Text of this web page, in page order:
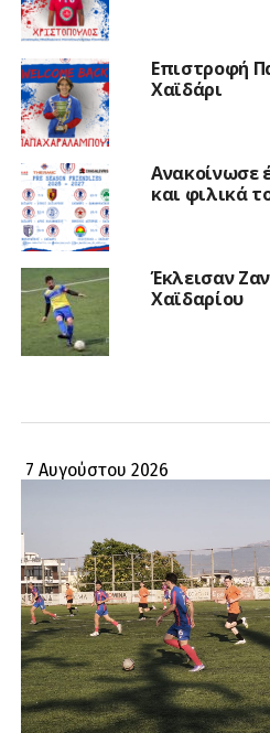
Επιστροφή
Χαϊδάρι
Ανακοίνωσε
και φιλικά
Έκλεισαν
Χαϊδαρίου
7 Αυγούστου 2026